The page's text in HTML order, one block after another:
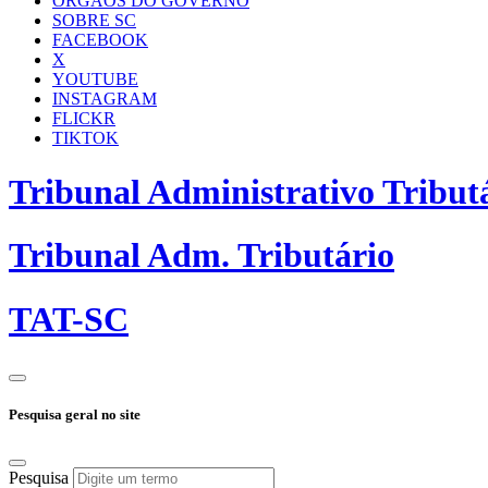
SOBRE SC
FACEBOOK
X
YOUTUBE
INSTAGRAM
FLICKR
TIKTOK
Tribunal Administrativo
Tribunal Adm. Tributário
TAT-SC
Pesquisa geral no site
Pesquisa